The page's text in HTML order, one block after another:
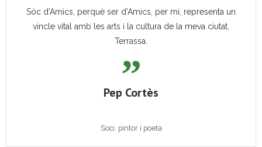
Sóc d'Amics, perquè ser d'Amics, per mi, representa un
vincle vital amb les arts i la cultura de la meva ciutat,
Terrassa.
Pep Cortès
Soci, pintor i poeta